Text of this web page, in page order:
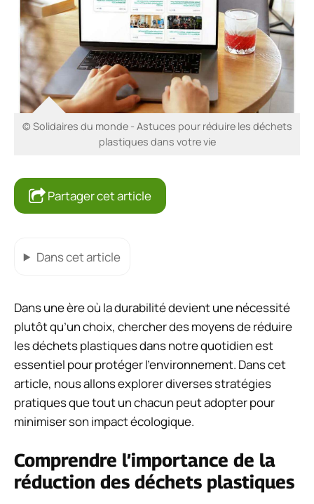
© Solidaires du monde - Astuces pour réduire les déchets
plastiques dans votre vie
Partager cet article
Dans cet article
Dans une ère où la durabilité devient une nécessité
plutôt qu’un choix, chercher des moyens de réduire
les déchets plastiques dans notre quotidien est
essentiel pour protéger l’environnement. Dans cet
article, nous allons explorer diverses stratégies
pratiques que tout un chacun peut adopter pour
minimiser son impact écologique.
Comprendre l’importance de la
réduction des déchets plastiques